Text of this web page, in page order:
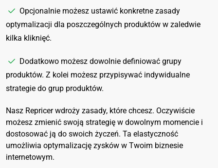
Opcjonalnie możesz ustawić konkretne zasady
optymalizacji dla poszczególnych produktów w zaledwie
kilka kliknięć.
Dodatkowo możesz dowolnie definiować grupy
produktów. Z kolei możesz przypisywać indywidualne
strategie do grup produktów.
Nasz Repricer wdroży zasady, które chcesz. Oczywiście
możesz zmienić swoją strategię w dowolnym momencie i
dostosować ją do swoich życzeń. Ta elastyczność
umożliwia optymalizację zysków w Twoim biznesie
internetowym.